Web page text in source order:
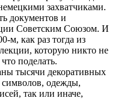
захватчиками.
документов и
Советским Союзом. И
м, как раз тогда из
которую никто не
поделать.
тысячи декоративных
символов, одежды,
так или иначе,